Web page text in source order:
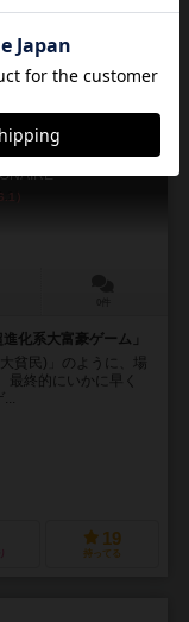
6.1
化系大富豪ゲーム」
貧民)」のように、場
最終的にいかに早く
19
持ってる